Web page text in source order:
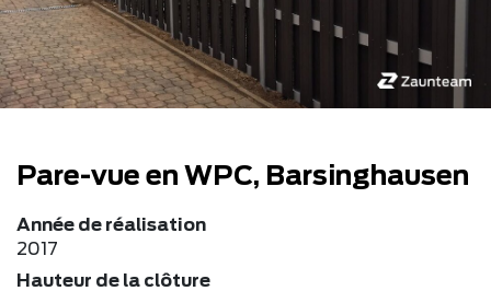
Pare-vue en WPC, Barsinghausen
Année de réalisation
2017
Hauteur de la clôture